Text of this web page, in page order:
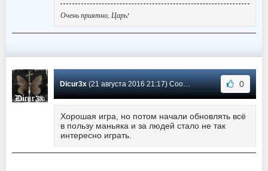
Очень приятно, Царь!
Dicur3x(21 августа 2016 21:17) Сообщение #-1 0
Хорошая игра, но потом начали обновлять всё
в пользу маньяка и за людей стало не так
интересно играть.